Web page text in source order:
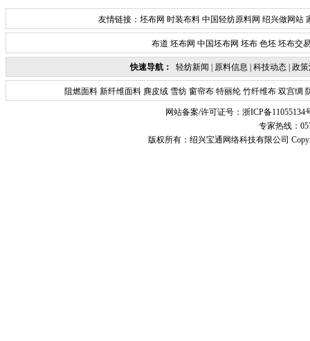
友情链接： 坯布网 时装布料 中国轻纺原料网 绍兴做网站
布道 坯布网 中国坯布网 坯布 色坯 坯布交
快速导航： 轻纺新闻 原料信息 科技动态| 政
阻燃面料新纤维面料麂皮绒雪纺窗帘布特丽纶竹纤维布双宫绸
网站备案/许可证号： 浙ICP备11055134
专家热线：
版权所有： 绍兴宝通网络科技有限公司